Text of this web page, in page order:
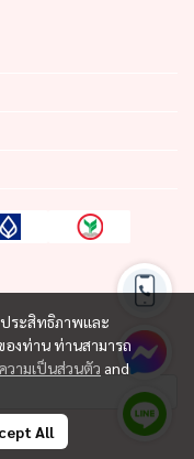
ประสิทธิภาพและ
องท่าน ท่านสามารถ
วามเป็นส่วนตัว and
All